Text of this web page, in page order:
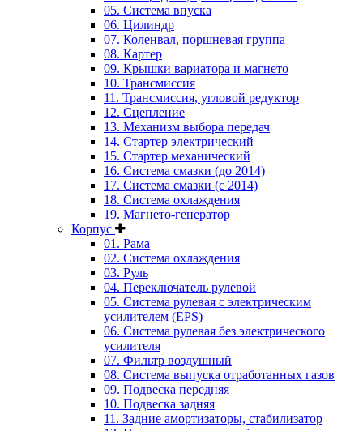
05. Система впуска
06. Цилиндр
07. Коленвал, поршневая группа
08. Картер
09. Крышки вариатора и магнето
10. Трансмиссия
11. Трансмиссия, угловой редуктор
12. Сцепление
13. Механизм выбора передач
14. Стартер электрический
15. Стартер механический
16. Система смазки (до 2014)
17. Система смазки (с 2014)
18. Система охлаждения
19. Магнето-генератор
Корпус
01. Рама
02. Система охлаждения
03. Руль
04. Переключатель рулевой
05. Система рулевая с электрическим
усилителем (EPS)
06. Система рулевая без электрического
усилителя
07. Фильтр воздушный
08. Система выпуска отработанных газов
09. Подвеска передняя
10. Подвеска задняя
11. Задние амортизаторы, стабилизатор